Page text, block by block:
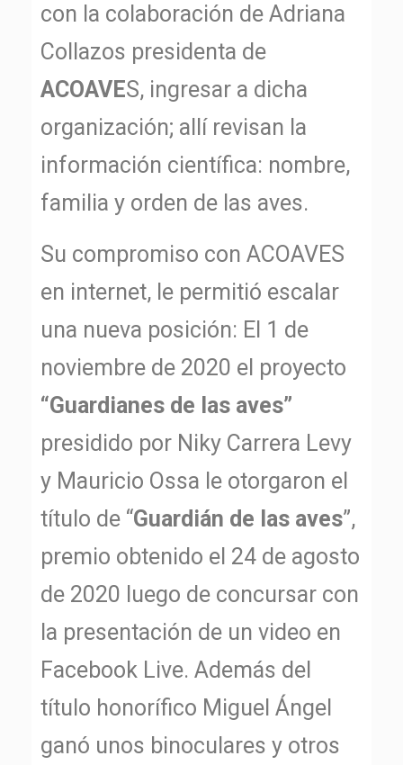
con la colaboración de Adriana
Collazos presidenta de
ACOAVES, ingresar a dicha
organización; allí revisan la
información científica: nombre,
familia y orden de las aves.
Su compromiso con ACOAVES
en internet, le permitió escalar
una nueva posición: El 1 de
noviembre de 2020 el proyecto
“Guardianes de las aves”
presidido por Niky Carrera Levy
y Mauricio Ossa le otorgaron el
título de “Guardián de las aves”,
premio obtenido el 24 de agosto
de 2020 luego de concursar con
la presentación de un video en
Facebook Live. Además del
título honorífico Miguel Ángel
ganó unos binoculares y otros